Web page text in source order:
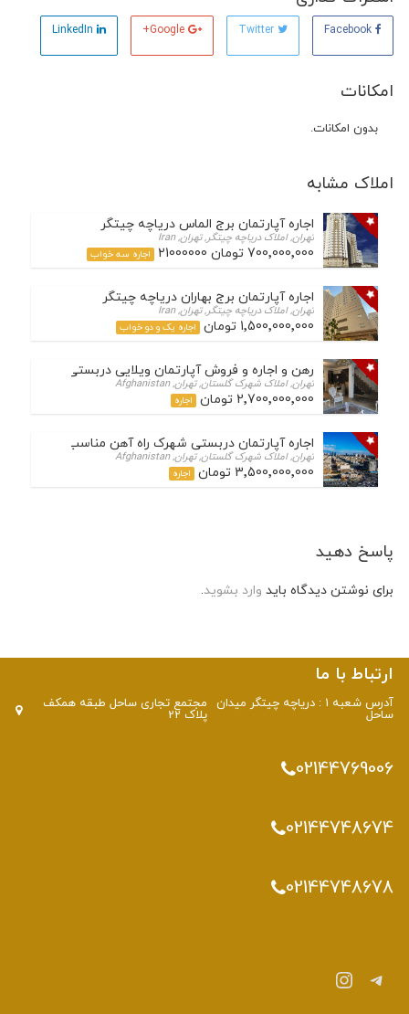
Twitter
Google+
LinkedIn
امکانات
بدون امکانات.
املاک مشابه
اجاره آپارتمان برج الماس دریاچه چیتگر
تهران, املاک دریاچه چیتگر, تهران, Iran
700٬000٬000 تومان 21000000 اجاره سه خواب
اجاره آپارتمان برج بهاران دریاچه چیتگر
تهران, املاک دریاچه چیتگر, تهران, Iran
1٬500٬000٬000 تومان اجاره یک و دو خواب
رهن و اجاره و فروش آپارتمان ویلایی دربستی در شهرک
تهران, املاک شهرک گلستان, تهران, Afghanistan
2٬700٬000٬000 تومان اجاره
اجاره آپارتمان دربستی شهرک راه آهن مناسب اداری
تهران, املاک شهرک گلستان, تهران, Afghanistan
3٬500٬000٬000 تومان اجاره
پاسخ دهید
برای نوشتن دیدگاه بایدوارد بشوید.
ارتباط با ما
آدرس شعبه 1 : دریاچه چیتگر میدان
ساحل
مجتمع تجاری ساحل طبقه همکف
پلاک 22
02144769006
02144748674
02144748678
تلگراماینستاگرم